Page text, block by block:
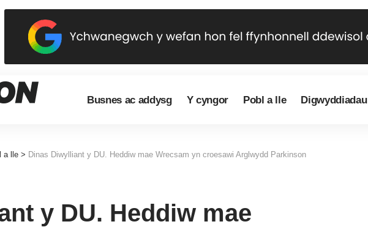
Busnes ac addysg Y cyngor Pobl a lle Digwyddiadau
a lle > Dinas Diwylliant y DU. Heddiw mae Wrecsam yn croesawi Arglwydd Parkinson
y DU. Heddiw mae